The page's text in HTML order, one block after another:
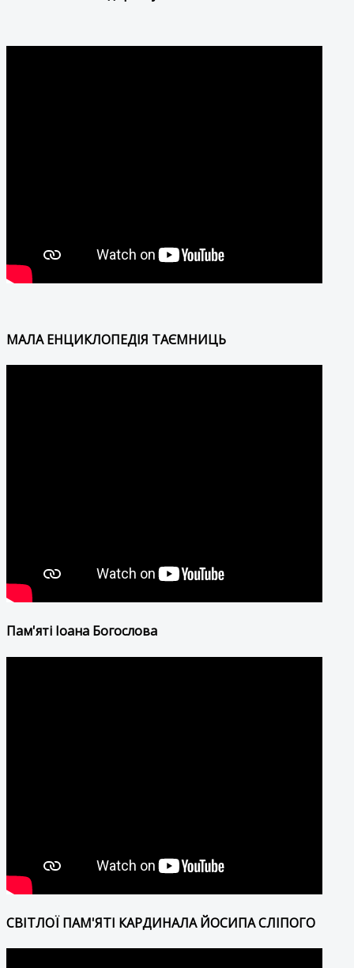
МАЛА ЕНЦИКЛОПЕДІЯ ТАЄМНИЦЬ
Пам'яті Іоана Богослова
СВІТЛОЇ ПАМ'ЯТІ КАРДИНАЛА ЙОСИПА СЛІПОГО